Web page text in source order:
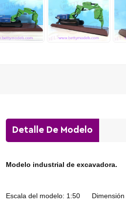
Detalle De Modelo
Modelo industrial de excavadora.
Escala del modelo: 1:50